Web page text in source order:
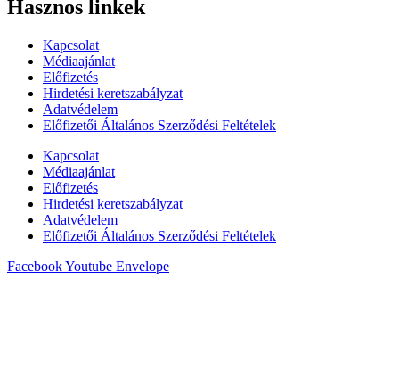
Hasznos linkek
Kapcsolat
Médiaajánlat
Előfizetés
Hirdetési keretszabályzat
Adatvédelem
Előfizetői Általános Szerződési Feltételek
Kapcsolat
Médiaajánlat
Előfizetés
Hirdetési keretszabályzat
Adatvédelem
Előfizetői Általános Szerződési Feltételek
FacebookYoutube Envelope